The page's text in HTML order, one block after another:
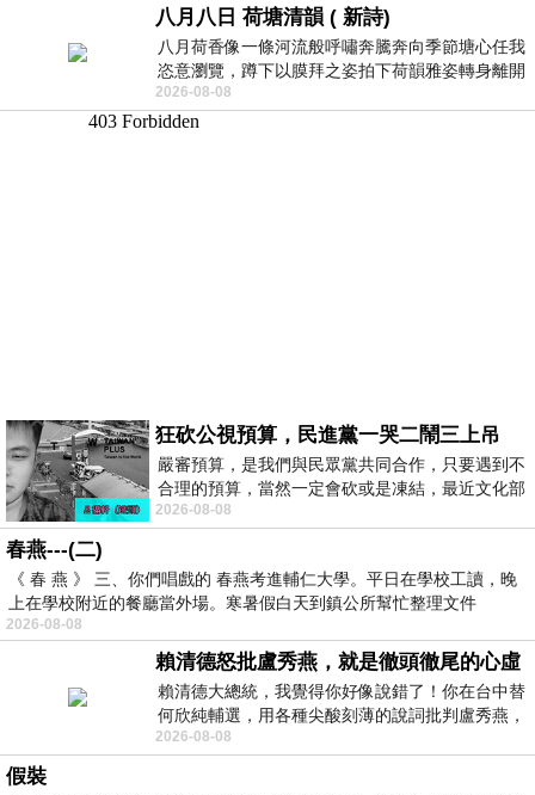
八月八日 荷塘清韻 ( 新詩)
八月荷香像一條河流般呼嘯奔騰奔向季節塘心任我
恣意瀏覽，蹲下以膜拜之姿拍下荷韻雅姿轉身離開
時我把美麗的遐想掛在亭亭葉柄上盼望
2026-08-08
狂砍公視預算，民進黨一哭二鬧三上吊
嚴審預算，是我們與民眾黨共同合作，只要遇到不
合理的預算，當然一定會砍或是凍結，最近文化部
要編列公視和Taiwan plus預算，在110年
2026-08-08
春燕---(二)
《 春 燕 》 三、你們唱戲的 春燕考進輔仁大學。平日在學校工讀，晚
上在學校附近的餐廳當外場。寒暑假白天到鎮公所幫忙整理文件
2026-08-08
賴清德怒批盧秀燕，就是徹頭徹尾的心虛
賴清德大總統，我覺得你好像說錯了！你在台中替
何欣純輔選，用各種尖酸刻薄的說詞批判盧秀燕，
罵她施政滿意度輸給陳其邁，甚至還說盧
2026-08-08
假裝